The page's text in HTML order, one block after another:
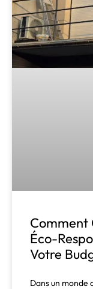
Comment
Éco-
Votre
Dans un monde